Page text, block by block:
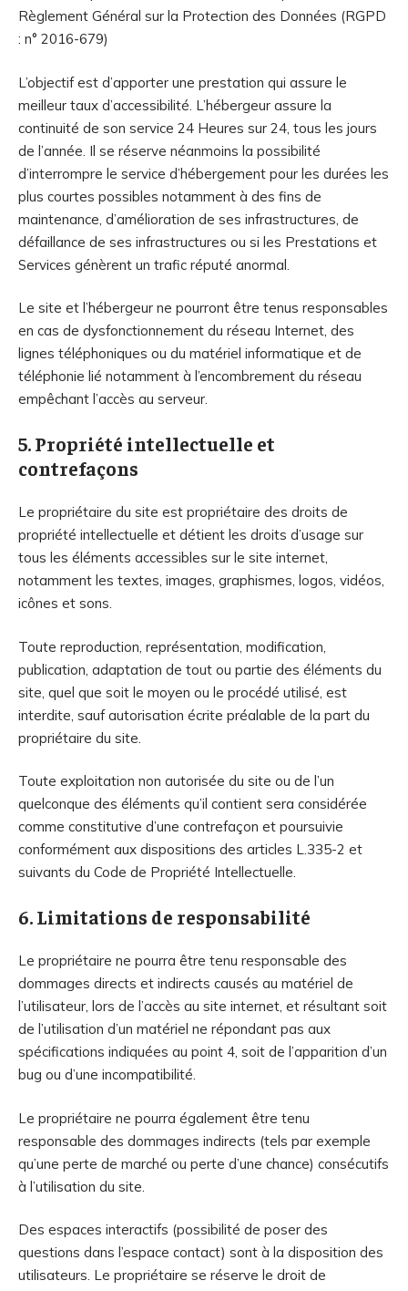
Règlement Général sur la Protection des Données (RGPD
: n° 2016-679)
L’objectif est d’apporter une prestation qui assure le
meilleur taux d’accessibilité. L’hébergeur assure la
continuité de son service 24 Heures sur 24, tous les jours
de l’année. Il se réserve néanmoins la possibilité
d’interrompre le service d’hébergement pour les durées les
plus courtes possibles notamment à des fins de
maintenance, d’amélioration de ses infrastructures, de
défaillance de ses infrastructures ou si les Prestations et
Services génèrent un trafic réputé anormal.
Le site et l’hébergeur ne pourront être tenus responsables
en cas de dysfonctionnement du réseau Internet, des
lignes téléphoniques ou du matériel informatique et de
téléphonie lié notamment à l’encombrement du réseau
empêchant l’accès au serveur.
5. Propriété intellectuelle et
contrefaçons
Le propriétaire du site est propriétaire des droits de
propriété intellectuelle et détient les droits d’usage sur
tous les éléments accessibles sur le site internet,
notamment les textes, images, graphismes, logos, vidéos,
icônes et sons.
Toute reproduction, représentation, modification,
publication, adaptation de tout ou partie des éléments du
site, quel que soit le moyen ou le procédé utilisé, est
interdite, sauf autorisation écrite préalable de la part du
propriétaire du site.
Toute exploitation non autorisée du site ou de l’un
quelconque des éléments qu’il contient sera considérée
comme constitutive d’une contrefaçon et poursuivie
conformément aux dispositions des articles L.335-2 et
suivants du Code de Propriété Intellectuelle.
6. Limitations de responsabilité
Le propriétaire ne pourra être tenu responsable des
dommages directs et indirects causés au matériel de
l’utilisateur, lors de l’accès au site internet, et résultant soit
de l’utilisation d’un matériel ne répondant pas aux
spécifications indiquées au point 4, soit de l’apparition d’un
bug ou d’une incompatibilité.
Le propriétaire ne pourra également être tenu
responsable des dommages indirects (tels par exemple
qu’une perte de marché ou perte d’une chance) consécutifs
à l’utilisation du site.
Des espaces interactifs (possibilité de poser des
questions dans l’espace contact) sont à la disposition des
utilisateurs. Le propriétaire se réserve le droit de